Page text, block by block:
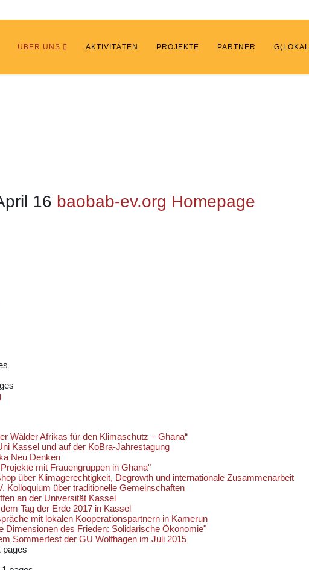
ÜBER UNS AKTIVITÄTEN PROJEKTE PARTNER
16 baobab-ev.org Homepage
Wälder Afrikas für den Klimaschutz – Ghana“
Kassel und auf der KoBra-Jahrestagung
Neu Denken
mit Frauengruppen in Ghana"
über Klimagerechtigkeit, Degrowth und internationale Zusammenarbeit
Kolloquium über traditionelle Gemeinschaften
an der Universität Kassel
Tag der Erde 2017 in Kassel
mit lokalen Kooperationspartnern in Kamerun
Dimensionen des Frieden: Solidarische Ökonomie"
Sommerfest der GU Wolfhagen im Juli 2015
pages